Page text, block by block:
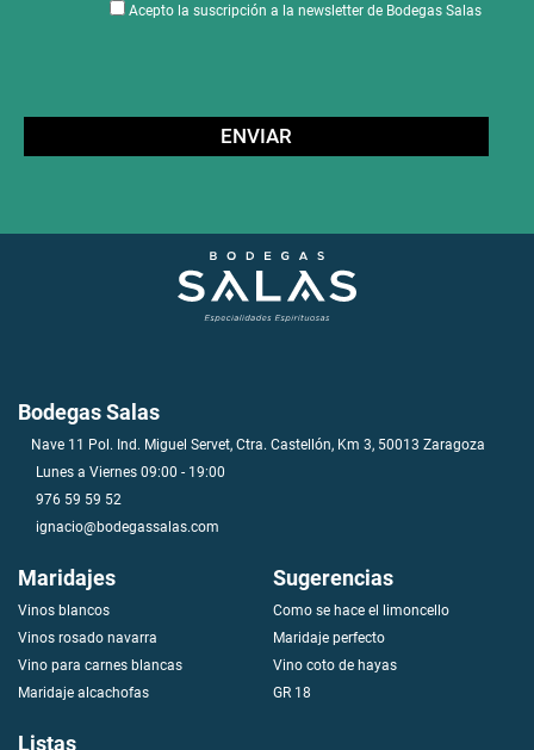
Acepto la suscripción a la newsletter de Bodegas Salas
Bodegas Salas
Nave 11 Pol. Ind. Miguel Servet, Ctra. Castellón, Km 3, 50013 Zaragoza
Lunes a Viernes 09:00 - 19:00
976 59 59 52
ignacio@bodegassalas.com
Maridajes
Vinos blancos
Vinos rosado navarra
Vino para carnes blancas
Maridaje alcachofas
Sugerencias
Como se hace el limoncello
Maridaje perfecto
Vino coto de hayas
GR 18
Listas